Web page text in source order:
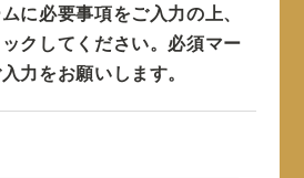
に必要事項をご入力の上、
クしてください。 必須マー
力をお願いします。